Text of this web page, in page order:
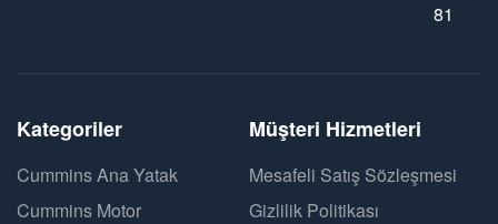
81
Kategoriler
Cummins Ana Yatak
Cummins Motor
Müşteri Hizmetleri
Mesafeli Satış Sözleşmesi
Gizlilik Politikası